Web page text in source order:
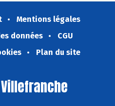
Mentions légales
données
CGU
Plan du site